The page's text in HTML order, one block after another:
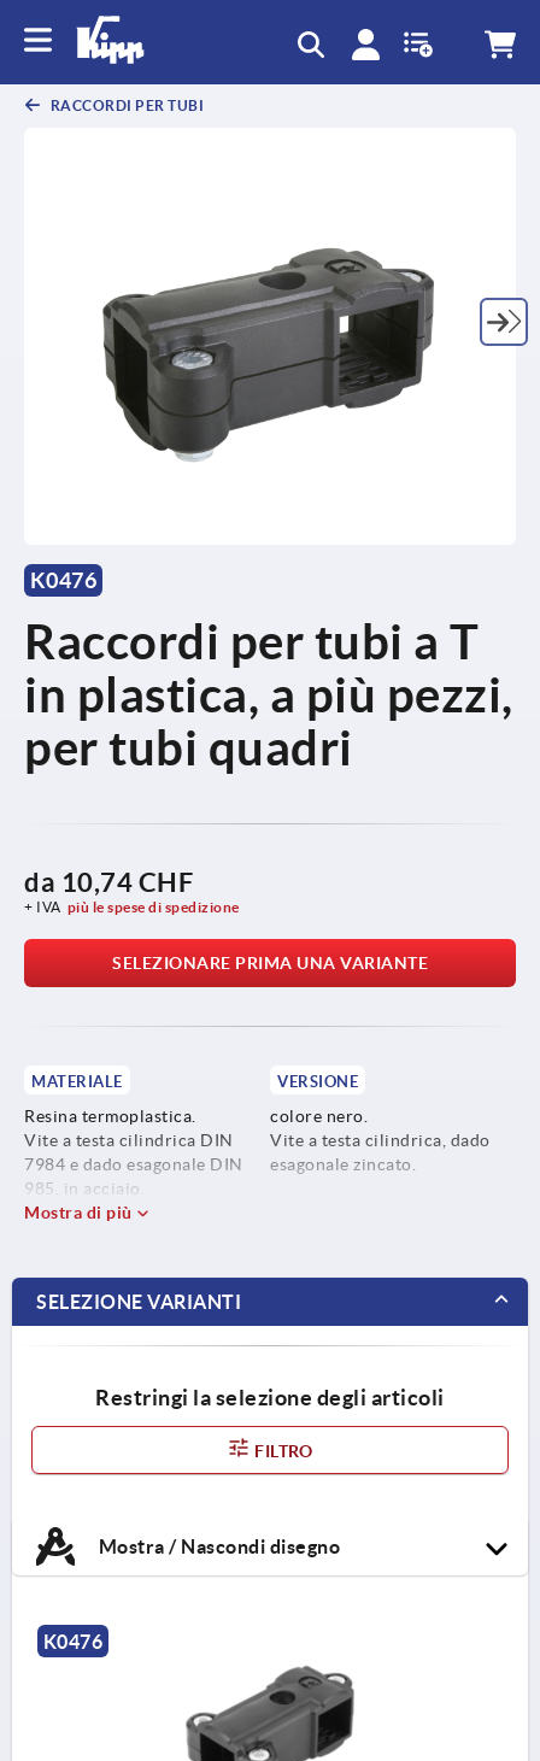
RACCORDI PER TUBI
K0476
Raccordi per tubi a T
in plastica, a più pezzi,
per tubi quadri
da 10,74 CHF
+ IVA più le spese di spedizione
SELEZIONARE PRIMA UNA VARIANTE
MATERIALE
Resina termoplastica.
Vite a testa cilindrica DIN
7984 e dado esagonale DIN
985, in acciaio.
VERSIONE
colore nero.
Vite a testa cilindrica, dado
esagonale zincato.
Mostra di più
SELEZIONE VARIANTI
Restringi la selezione degli articoli
FILTRO
Mostra / Nascondi disegno
K0476